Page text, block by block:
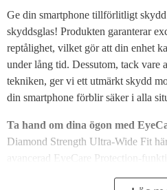
Ge din smartphone tillförlitligt
skyddsglas! Produkten garanterar
reptålighet, vilket gör att din enhet
under lång tid. Dessutom, tack vare
tekniken, ger vi ett utmärkt skydd
din smartphone förblir säker i alla
Ta hand om dina ögon med
Diamond Strength Ultra-Wide Fit
avancerad EyeCare Protection-